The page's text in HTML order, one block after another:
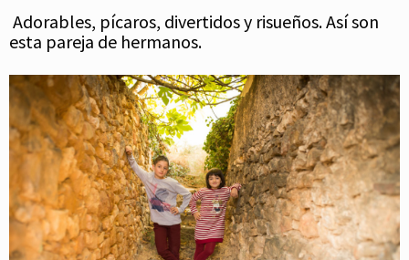
Adorables, pícaros, divertidos y risueños. Así son
esta pareja de hermanos.